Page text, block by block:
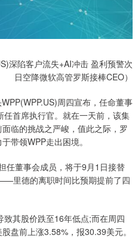
深陷客户流失+AI冲击 盈利预警次
日空降微软高管罗斯接棒CEO）
周四宣布，任命董事
首席执行官。就在一天前，该集
临的挑战之严峻，值此之际，罗
带领WPP走出困境。
任董事会成员，将于9月1日接替
里德的离职时间比预期提前了四
致其股价跌至16年低点;而在周四
盘前上涨3.58%，报30.39美元。